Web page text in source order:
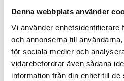
Denna webbplats använder
Vi använder enhetsidentifierare
och annonserna till
för sociala medier och
vidarebefordrar även sådana
information från din enhet till de
kan støtte selskapene og
Julia Eriksson fortsetter:
- "Vi valgte Sustainability